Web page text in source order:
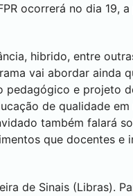
ocorrerá no dia 19,
hibrido, entre
vai abordar ainda
e projeto
de qualidade
também falará
que docentes
de Sinais (Libras).